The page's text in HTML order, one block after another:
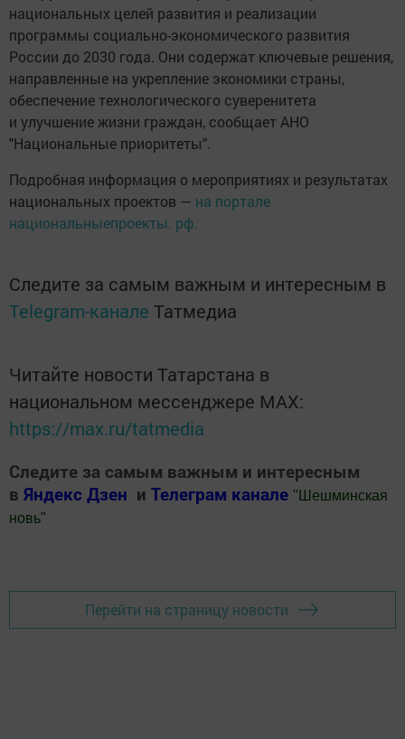
национальных целей развития и реализации
программы социально-экономического развития
России до 2030 года. Они содержат ключевые решения,
направленные на укрепление экономики страны,
обеспечение технологического суверенитета
и улучшение жизни граждан, сообщает АНО
"Национальные приоритеты".
Подробная информация о мероприятиях и результатах
национальных проектов — на портале
национальныепроекты. рф.
Следите за самым важным и интересным в
Telegram-канале Татмедиа
Читайте новости Татарстана в
национальном мессенджере MАХ:
https://max.ru/tatmedia
Следите за самым важным и интересным
в Яндекс Дзен и Телеграм канале " Шешминская
новь"
Перейти на страницу новости